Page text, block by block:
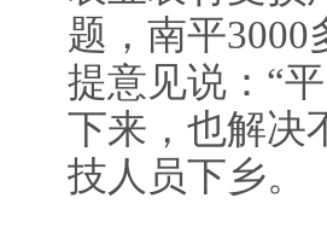
题，南平
提意见说：“
下来，也解决
技人员下乡。